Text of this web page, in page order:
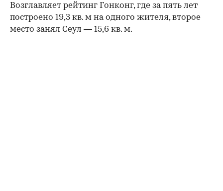
Возглавляет рейтинг Гонконг, где за пять лет
построено 19,3 кв. м на одного жителя, второе
место занял Сеул — 15,6 кв. м.